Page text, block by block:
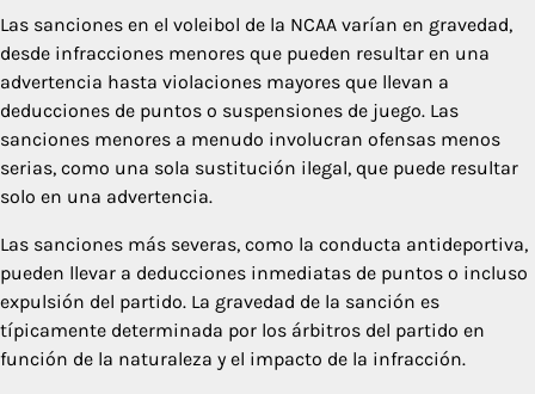
Las sanciones en el voleibol de la NCAA varían en gravedad,
desde infracciones menores que pueden resultar en una
advertencia hasta violaciones mayores que llevan a
deducciones de puntos o suspensiones de juego. Las
sanciones menores a menudo involucran ofensas menos
serias, como una sola sustitución ilegal, que puede resultar
solo en una advertencia.
Las sanciones más severas, como la conducta antideportiva,
pueden llevar a deducciones inmediatas de puntos o incluso
expulsión del partido. La gravedad de la sanción es
típicamente determinada por los árbitros del partido en
función de la naturaleza y el impacto de la infracción.